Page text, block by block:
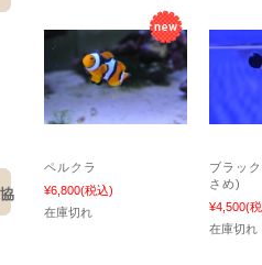
ペルクラ
¥6,800(税込)
在庫切れ
ブラッ
さめ)
¥4,500(
在庫切れ